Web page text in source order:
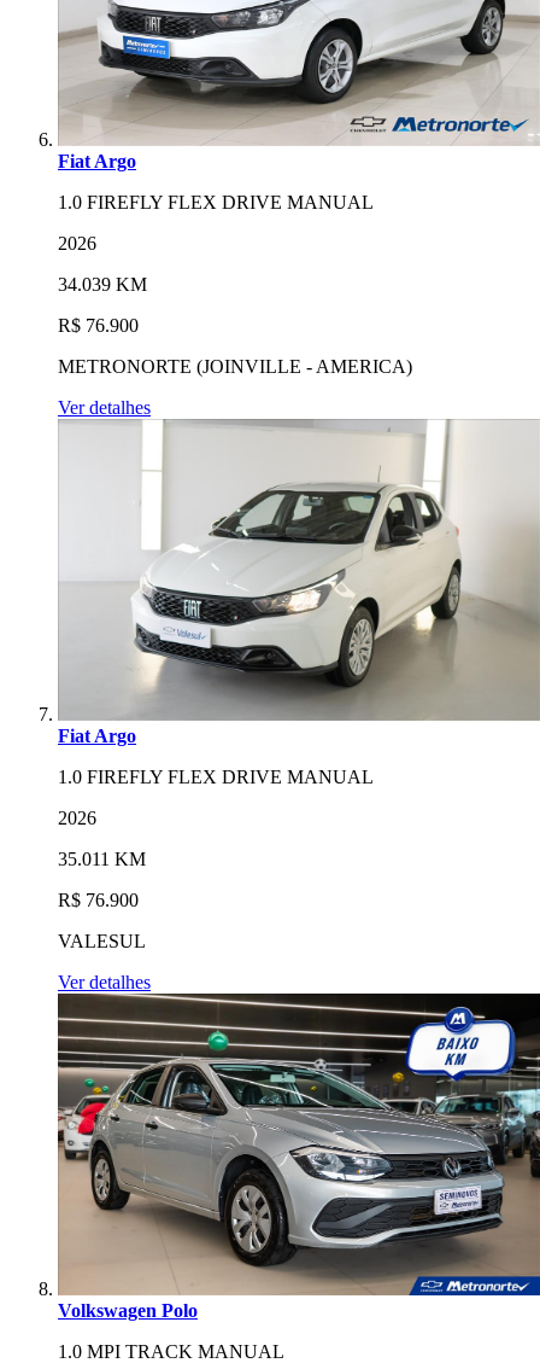
Fiat Argo
1.0 FIREFLY FLEX DRIVE MANUAL
2026
34.039 KM
R$ 76.900
METRONORTE (JOINVILLE - AMERICA)
Ver detalhes
Fiat Argo
1.0 FIREFLY FLEX DRIVE MANUAL
2026
35.011 KM
R$ 76.900
VALESUL
Ver detalhes
Volkswagen Polo
1.0 MPI TRACK MANUAL